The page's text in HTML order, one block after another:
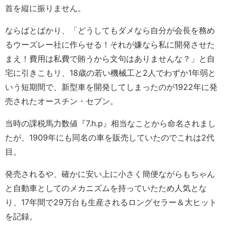
首を縦に振りません。
ならばとばかり、「どうしてもダメなら自分が会長を務め
るウーズレー社に作らせる！それが嫌なら私に開発させた
まえ！費用は私費で賄うから文句はありませんな？」と自
宅に引きこもリ、18歳の若い機械工と2人でわずか1年弱と
いう短期間で、新型車を開発してしまったのが1922年に発
売されたオースチン・セブン。
当時の課税馬力数値『7.h.p』相当なことから命名されまし
たが、1909年にも同名の車を販売していたのでこれは2代
目。
発売されるや、確かに安い上に小さく簡便ながらもちゃん
と自動車としてのメカニズムを持っていたため人気とな
り、17年間で29万台も生産されるロングセラー＆大ヒット
を記録。